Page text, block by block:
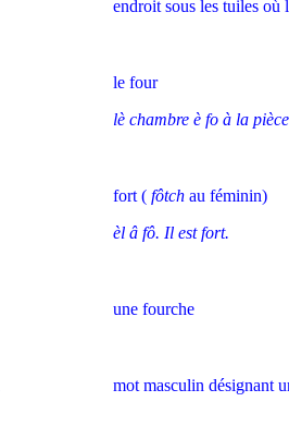
endroit sous les tuiles où
le four
lè chambre è fo à la
fort ( fôtch au féminin)
èl â fô. Il est fort.
une fourche
mot masculin désignant